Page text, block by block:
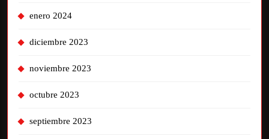
enero 2024
diciembre 2023
noviembre 2023
octubre 2023
septiembre 2023